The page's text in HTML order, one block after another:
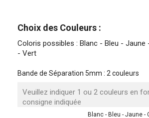
Choix des Couleurs :
Coloris possibles : Blanc - Bleu - Jaune
- Vert
Bande de Séparation 5mm : 2 couleurs
Blanc - Bleu - Jaune -